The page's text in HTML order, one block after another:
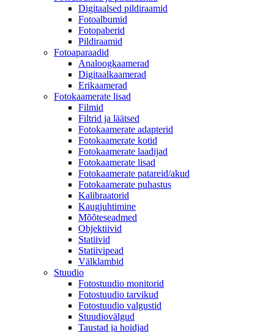
Digitaalsed pildiraamid
Fotoalbumid
Fotopaberid
Pildiraamid
Fotoaparaadid
Analoogkaamerad
Digitaalkaamerad
Erikaamerad
Fotokaamerate lisad
Filmid
Filtrid ja läätsed
Fotokaamerate adapterid
Fotokaamerate kotid
Fotokaamerate laadijad
Fotokaamerate lisad
Fotokaamerate patareid/akud
Fotokaamerate puhastus
Kalibraatorid
Kaugjuhtimine
Mõõteseadmed
Objektiivid
Statiivid
Statiivipead
Välklambid
Stuudio
Fotostuudio monitorid
Fotostuudio tarvikud
Fotostuudio valgustid
Stuudiovälgud
Taustad ja hoidjad